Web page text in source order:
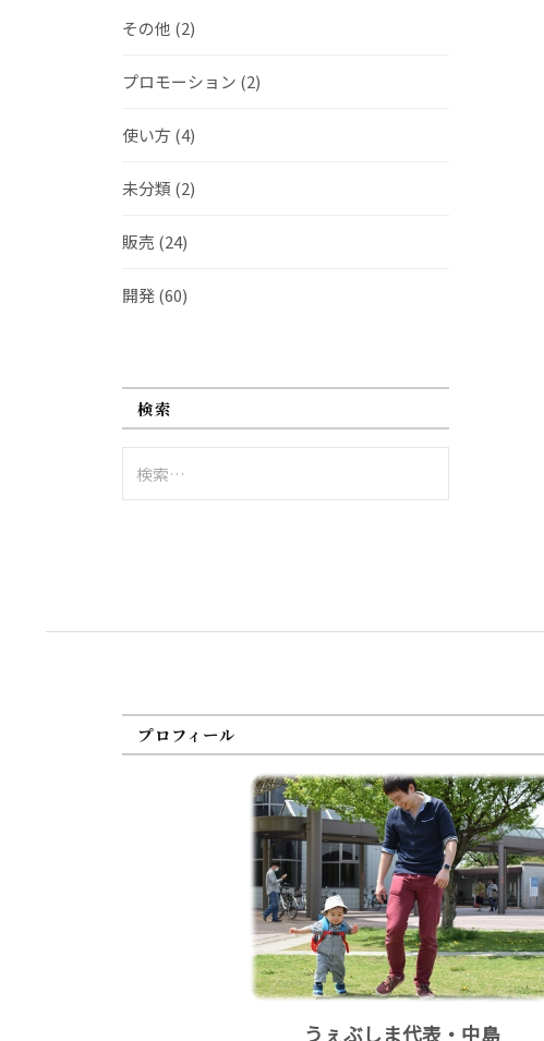
その他 (2)
プロモーション (2)
使い方 (4)
未分類 (2)
販売 (24)
開発(60)
検索
索:
プロフィール
うぇぶしま代表・中島